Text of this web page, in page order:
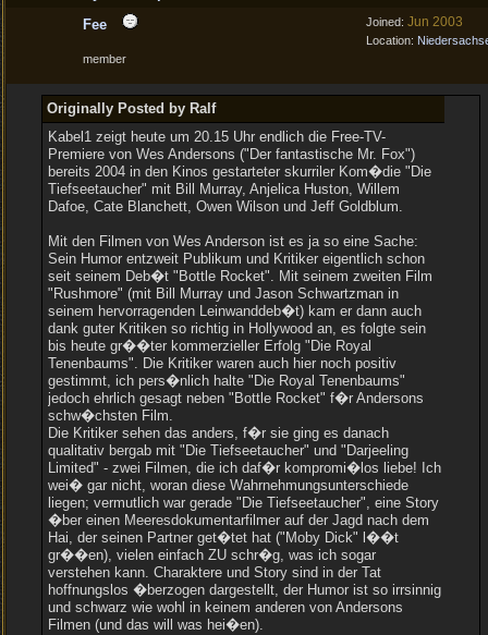
Joined: Jun 2003
Location:
Fee
member
Originally Posted by Ralf
Kabel1 zeigt heute um 20.15 Uhr endlich die Free-TV-
Premiere von Wes Andersons ("Der fantastische Mr. Fox")
bereits 2004 in den Kinos gestarteter skurriler Kom�die "Die
Tiefseetaucher" mit Bill Murray, Anjelica Huston, Willem
Dafoe, Cate Blanchett, Owen Wilson und Jeff Goldblum.
Mit den Filmen von Wes Anderson ist es ja so eine Sache:
Sein Humor entzweit Publikum und Kritiker eigentlich schon
seit seinem Deb�t "Bottle Rocket". Mit seinem zweiten Film
"Rushmore" (mit Bill Murray und Jason Schwartzman in
seinem hervorragenden Leinwanddeb�t) kam er dann auch
dank guter Kritiken so richtig in Hollywood an, es folgte sein
bis heute gr��ter kommerzieller Erfolg "Die Royal
Tenenbaums". Die Kritiker waren auch hier noch positiv
gestimmt, ich pers�nlich halte "Die Royal Tenenbaums"
jedoch ehrlich gesagt neben "Bottle Rocket" f�r Andersons
schw�chsten Film.
Die Kritiker sehen das anders, f�r sie ging es danach
qualitativ bergab mit "Die Tiefseetaucher" und "Darjeeling
Limited" - zwei Filmen, die ich daf�r kompromi�los liebe! Ich
wei� gar nicht, woran diese Wahrnehmungsunterschiede
liegen; vermutlich war gerade "Die Tiefseetaucher", eine Story
�ber einen Meeresdokumentarfilmer auf der Jagd nach dem
Hai, der seinen Partner get�tet hat ("Moby Dick" l��t
gr��en), vielen einfach ZU schr�g, was ich sogar
verstehen kann. Charaktere und Story sind in der Tat
hoffnungslos �berzogen dargestellt, der Humor ist so irrsinnig
und schwarz wie wohl in keinem anderen von Andersons
Filmen (und das will was hei�en).